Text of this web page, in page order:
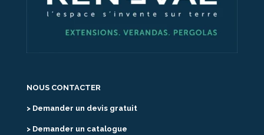
NOUS CONTACTER
> Demander un devis gratuit
> Demander un catalogue